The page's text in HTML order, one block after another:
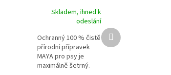
na srst MAYA
Skladem, ihned k
odeslání
Ochranný 100 % čistě
přírodní přípravek
MAYA pro psy je
maximálně šetrný.
Další produkt